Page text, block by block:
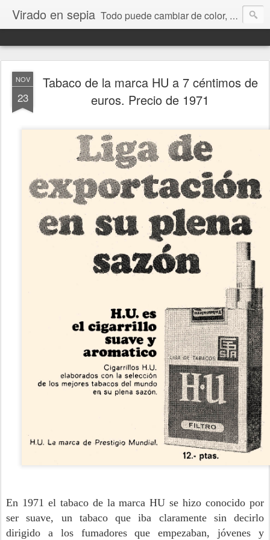
Virado en sepia Todo puede cambiar de color, depende de nosotros y de nuestra capacidad para aprender a mirar. Hablamos de sociedad, economía, empresa, política, RRHH, formación. De Historia reciente, de educación y de temas sociales.
NOV
23
Tabaco de la marca HU a 7 céntimos de
euros. Precio de 1971
En 1971 el tabaco de la marca HU se hizo conocido por
ser suave, un tabaco que iba claramente sin decirlo
dirigido a los fumadores que empezaban, jóvenes y